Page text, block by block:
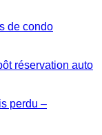
de condo
réservation auto
perdu –